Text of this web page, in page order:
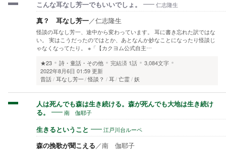
こんな耳なし芳一でもいいでしょ。 仁志隆生
真？ 耳なし芳一／仁志隆生
怪談の耳なし芳一、途中から変わっています。 耳に書き忘れた訳ではな
い。 実はこうだったのではとか、あとなんか妙なことになったり怪談じ
ゃなくなってたり。 ※「【カクヨム公式自主…
★23
詩・童話・その他 完結済 1話
3,084文字
2022年8月6日 01:59 更新
昔話 耳なし芳一 怪談？ 耳 亡霊 妖
人は死んでも森は生き続ける。森が死んでも大地は生き続け
る。
南 伽耶子
生きるということ 江戸川台ルーペ
森の挽歌が聞こえる ／南 伽耶子